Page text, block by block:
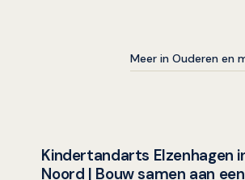
Meer in Ouderen en
Overig nieuws
Kindertandarts Elzenhagen
Noord | Bouw samen aan